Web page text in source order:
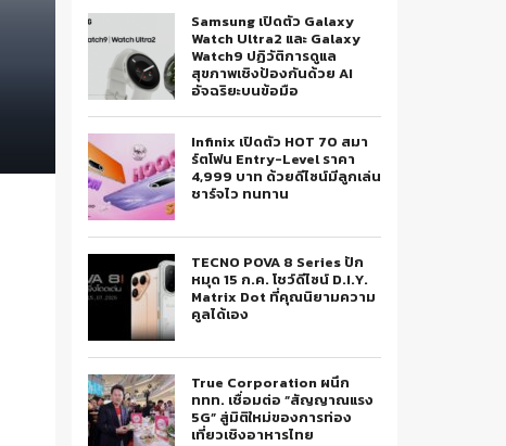
Samsung เปิดตัว Galaxy
Watch Ultra2 และ Galaxy
Watch9 ปฏิวัติการดูแล
สุขภาพเชิงป้องกันด้วย AI
อัจฉริยะบนข้อมือ
Infinix เปิดตัว HOT 70 สมา
ร์ตโฟน Entry-Level ราคา
4,999 บาท ด้วยดีไซน์มีลูกเล่น
ชาร์จไว ทนทาน
TECNO POVA 8 Series ปัก
หมุด 15 ก.ค. โชว์ดีไซน์ D.I.Y.
Matrix Dot ที่คุณนิยามความ
คูลได้เอง
True Corporation ผนึก
ททท. เชื่อมต่อ “สัญญาณแรง
5G” สู่มิติใหม่ของการท่อง
เที่ยวเชิงอาหารไทย